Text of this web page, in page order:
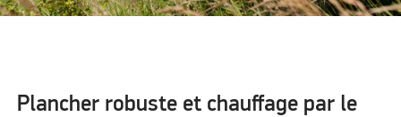
Plancher robuste et chauffage par le